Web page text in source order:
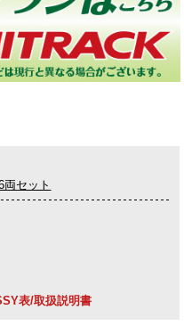
セット
表/取扱説明書